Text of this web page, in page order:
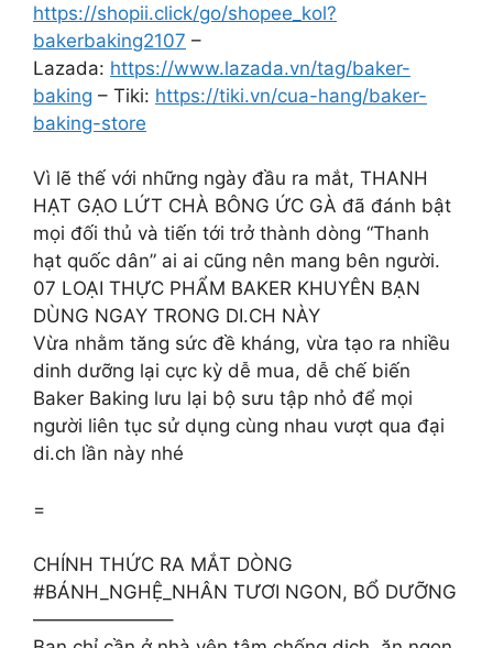
https://shopii.click/go/shopee_kol?
bakerbaking2107 –
Lazada: https://www.lazada.vn/tag/baker-
baking – Tiki: https://tiki.vn/cua-hang/baker-
baking-store
Vì lẽ thế với những ngày đầu ra mắt, THANH
HẠT GẠO LỨT CHÀ BÔNG ỨC GÀ đã đánh bật
mọi đối thủ và tiến tới trở thành dòng “Thanh
hạt quốc dân” ai ai cũng nên mang bên người.
07 LOẠI THỰC PHẨM BAKER KHUYÊN BẠN
DÙNG NGAY TRONG DI.CH NÀY
Vừa nhằm tăng sức đề kháng, vừa tạo ra nhiều
dinh dưỡng lại cực kỳ dễ mua, dễ chế biến
Baker Baking lưu lại bộ sưu tập nhỏ để mọi
người liên tục sử dụng cùng nhau vượt qua đại
di.ch lần này nhé
=
CHÍNH THỨC RA MẮT DÒNG
#BÁNH_NGHỆ_NHÂN TƯƠI NGON, BỔ DƯỠNG
———————–